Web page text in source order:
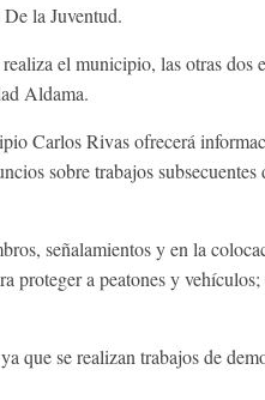
la Juventud.
el municipio, las otras dos
Aldama.
Carlos Rivas ofrecerá
sobre trabajos subsecuentes
señalamientos y en la
proteger a peatones y vehículos;
que se realizan trabajos de